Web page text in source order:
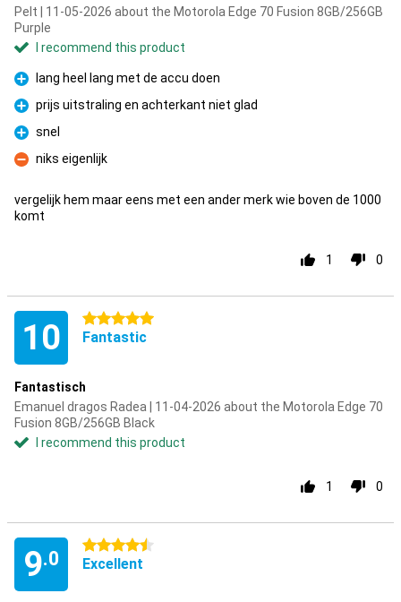
Pelt | 11-05-2026 about the Motorola Edge 70 Fusion 8GB/256GB
Purple
I recommend this product
Pro
lang heel lang met de accu doen
Pro
prijs uitstraling en achterkant niet glad
Pro
snel
Con
niks eigenlijk
vergelijk hem maar eens met een ander merk wie boven de 1000
komt
1 0
10 5 stars
Fantastic
Fantastisch
Emanuel dragos Radea | 11-04-2026 about the Motorola Edge 70
Fusion 8GB/256GB Black
I recommend this product
1 0
9.0
4.5 stars
Excellent